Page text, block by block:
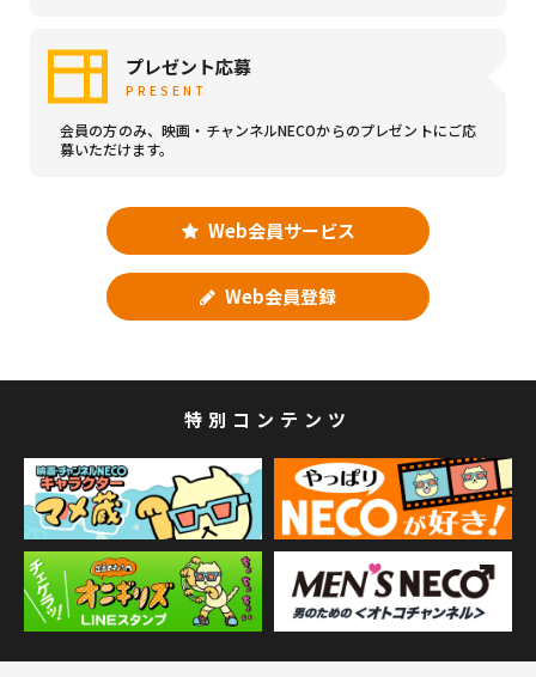
プレゼント応募
PRESENT
会員の方のみ、映画・チャンネルNECOからのプレゼントにご応
募いただけます。
Web会員サービス
Web会員登録
特別コンテンツ